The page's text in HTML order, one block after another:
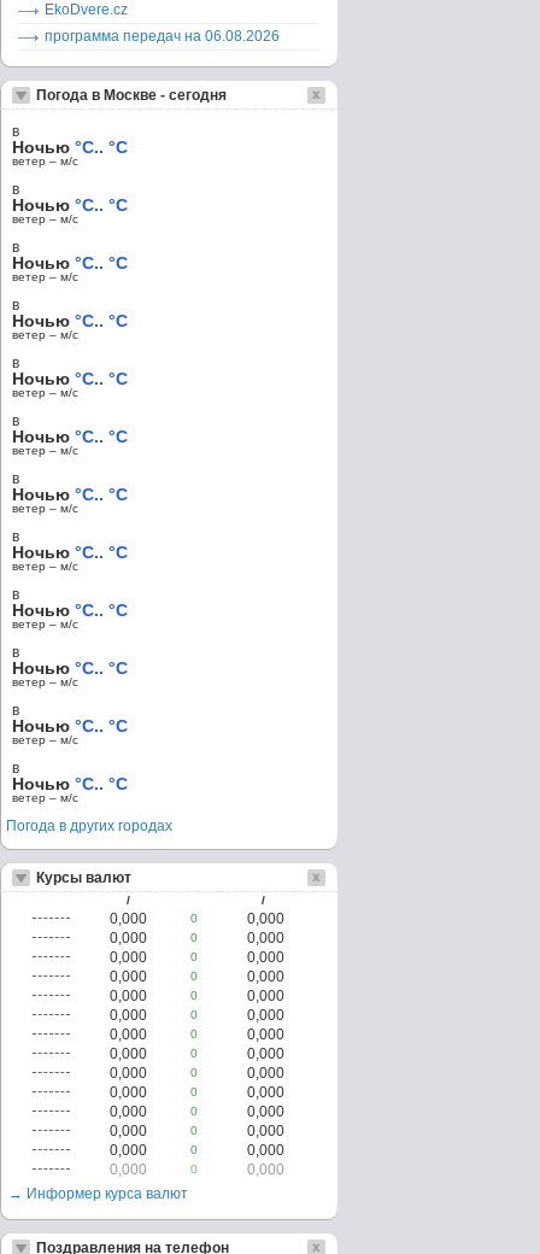
EkoDvere.cz
программа передач на 06.08.2026
Погода в Москве - сегодня
в
Ночью °C.. °C
ветер – м/c
в
Ночью °C.. °C
ветер – м/c
в
Ночью °C.. °C
ветер – м/c
в
Ночью °C.. °C
ветер – м/c
в
Ночью °C.. °C
ветер – м/c
в
Ночью °C.. °C
ветер – м/c
в
Ночью °C.. °C
ветер – м/c
в
Ночью °C.. °C
ветер – м/c
в
Ночью °C.. °C
ветер – м/c
в
Ночью °C.. °C
ветер – м/c
в
Ночью °C.. °C
ветер – м/c
в
Ночью °C.. °C
ветер – м/c
Погода в других городах
Курсы валют
/ /
0,000 0
0,000
0,000
0
0,000
0,000
0
0,000
0,000
0
0,000
0,000
0
0,000
0,000
0
0,000
0,000
0
0,000
0,000
0
0,000
0,000
0
0,000
0,000
0
0,000
0,000
0
0,000
0,000
0
0,000
0,000
0
0,000
0,000
0
0,000
→ Информер курса валют
Поздравления на телефон